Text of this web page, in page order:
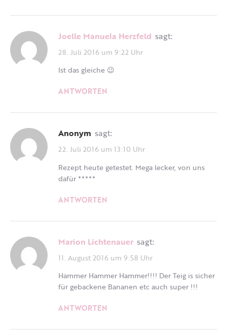
Joelle Manuela Herzfeld sagt:
28. Juli 2016 um 9:22 Uhr
Ist das gleiche 😉
ANTWORTEN
Anonym sagt:
22. Juli 2016 um 13:10 Uhr
Rezept heute getestet. Mega lecker, von uns
dafür *****
ANTWORTEN
Marion Lichtenauer sagt:
11. August 2016 um 9:58 Uhr
Hammer Hammer Hammer!!!! Der Teig is sicher
für gebackene Bananen etc auch super !!!
ANTWORTEN